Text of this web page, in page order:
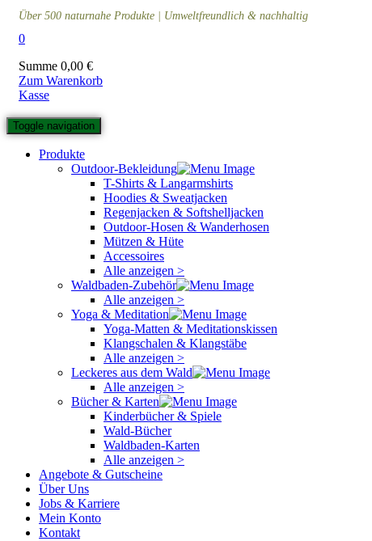
Über 500 naturnahe Produkte | Umweltfreundlich & nachhaltig
0
Summe 0,00 €
Zum Warenkorb
Kasse
Toggle navigation
Produkte
Outdoor-Bekleidung
T-Shirts & Langarmshirts
Hoodies & Sweatjacken
Regenjacken & Softshelljacken
Outdoor-Hosen & Wanderhosen
Mützen & Hüte
Accessoires
Alle anzeigen >
Waldbaden-Zubehör
Alle anzeigen >
Yoga & Meditation
Yoga-Matten & Meditationskissen
Klangschalen & Klangstäbe
Alle anzeigen >
Leckeres aus dem Wald
Alle anzeigen >
Bücher & Karten
Kinderbücher & Spiele
Wald-Bücher
Waldbaden-Karten
Alle anzeigen >
Angebote & Gutscheine
Über Uns
Jobs & Karriere
Mein Konto
Kontakt